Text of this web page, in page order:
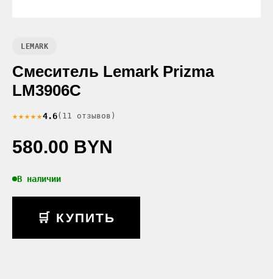
LEMARK
Смеситель Lemark Prizma
LM3906C
★★★★★4.6(11 отзывов)
580.00 BYN
В наличии
🛒 КУПИТЬ